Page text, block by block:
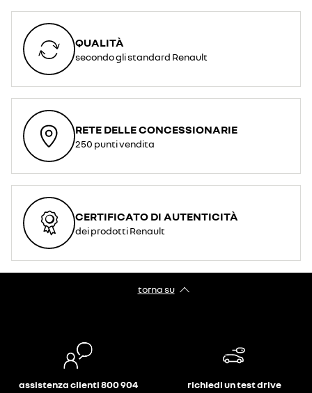
QUALITÀ
secondo gli standard Renault
RETE DELLE CONCESSIONARIE
250 punti vendita
CERTIFICATO DI AUTENTICITÀ
dei prodotti Renault
torna su
assistenza clienti 800 904
richiedi un test drive